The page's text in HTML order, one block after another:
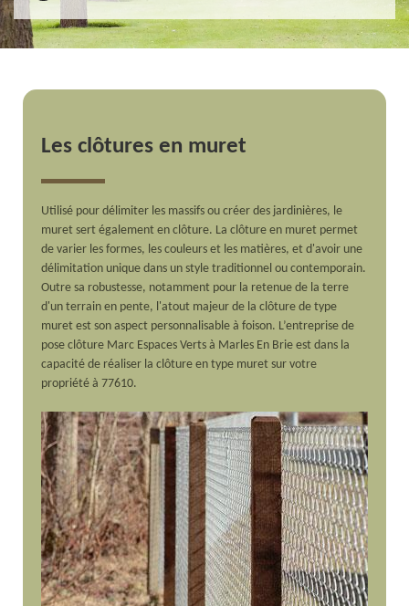
Les clôtures en muret
Utilisé pour délimiter les massifs ou créer des jardinières, le
muret sert également en clôture. La clôture en muret permet
de varier les formes, les couleurs et les matières, et d'avoir une
délimitation unique dans un style traditionnel ou contemporain.
Outre sa robustesse, notamment pour la retenue de la terre
d'un terrain en pente, l'atout majeur de la clôture de type
muret est son aspect personnalisable à foison. L’entreprise de
pose clôture Marc Espaces Verts à Marles En Brie est dans la
capacité de réaliser la clôture en type muret sur votre
propriété à 77610.